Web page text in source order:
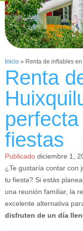
Inicio » Renta de inflables
Renta
fiestas
Publicado diciembre 1,
¿Te gustaría contar con
tu fiesta? Si estás
una reunión familiar, la
excelente alternativa
disfruten de un día